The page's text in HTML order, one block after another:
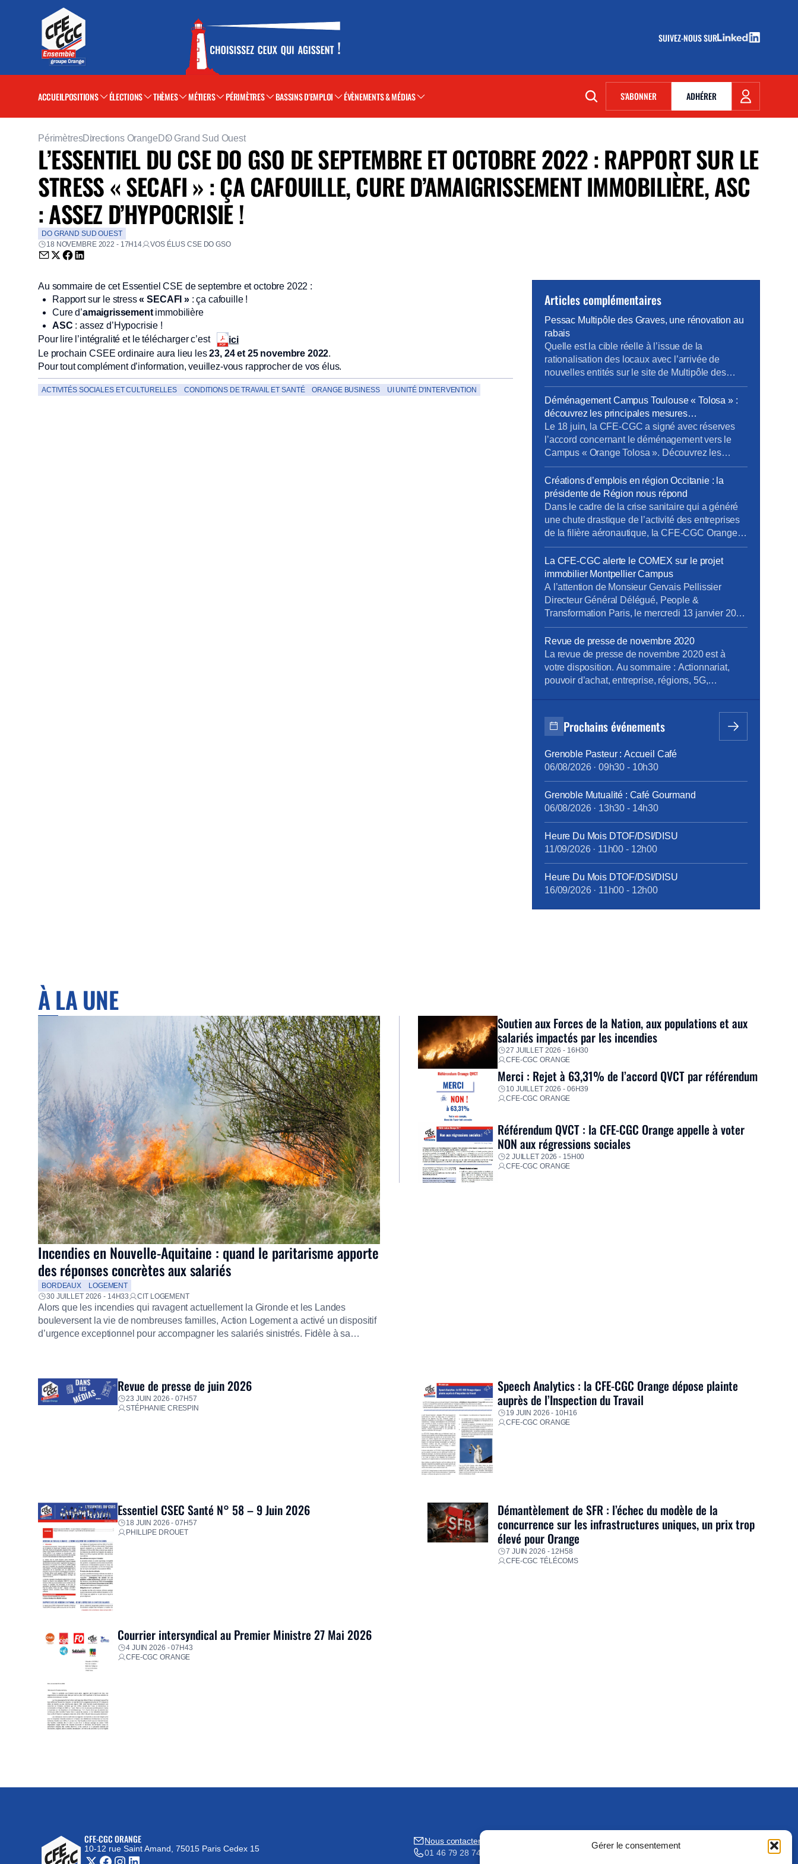
Gérer le consentement
SUIVEZ-NOUS SUR
(NOUVELLE FENÊTRE)
ACCUEILPOSITIONS ÉLECTIONS THÈMES MÉTIERS PÉRIMÈTRES BASSINS D'EMPLOI ÉVÈNEMENTS & MÉDIAS S'ABONNER(NOUVELLE FENÊTRE)
ADHÉRER
PérimètresDirections Orange DO Grand Sud Ouest
L’ESSENTIEL DU CSE DO GSO DE SEPTEMBRE ET OCTOBRE 2022 : RAPPORT SUR LE
STRESS « SECAFI » : ÇA CAFOUILLE, CURE D’AMAIGRISSEMENT IMMOBILIÈRE, ASC
: ASSEZ D’HYPOCRISIE !
DO GRAND SUD OUEST
18 NOVEMBRE 2022 - 17H14
VOS ÉLUS CSE DO GSO
Envoyer par email (nouvelle fenêtre)
Partager sur Twitter (nouvelle fenêtre)
Partager sur Facebook (nouvelle fenêtre)
Partager sur LinkedIn (nouvelle fenêtre)
Au sommaire de cet Essentiel CSE de septembre et octobre 2022 :
Rapport sur le stress« SECAFI » : ça cafouille !
Cure d’amaigrissementimmobilière
ASC : assez d’Hypocrisie !
Pour lire l’intégralité et le télécharger c’est
ici
Le prochain CSEE ordinaire aura lieu les23, 24 et 25 novembre 2022.
Pour tout complément d’information, veuillez-vous rapprocher de vos élus.
ACTIVITÉS SOCIALES ET CULTURELLES CONDITIONS DE TRAVAIL ET SANTÉ ORANGE BUSINESS UI UNITÉ D'INTERVENTION
Articles complémentaires
Pessac Multipôle des Graves, une rénovation au
rabais
Quelle est la cible réelle à l’issue de la
rationalisation des locaux avec l’arrivée de
nouvelles entités sur le site de Multipôle des
Graves En effet, nous aurions 650 salariés sur le
site ou 724 salariés selon les slides d’un meme
document ! Ce point étant posé, tout d’abord,
nous tenons à remercier tout particulièrement […]
Déménagement Campus Toulouse « Tolosa » :
découvrez les principales mesures
d’accompagnement négociées par la CFE-CGC
Le 18 juin, la CFE-CGC a signé avec réserves
l’accord concernant le déménagement vers le
Campus « Orange Tolosa ». Découvrez les
mesures obtenues par nos négociateurs : projet
immobilier campus Tolosa accord
accompagnement 2021 2024.pdf Le cadre global
de l’accord Cet accord est valable jusqu’au 31
décembre 2024. Il s’applique à l’ensemble des
personnels […]
Créations d’emplois en région Occitanie : la
présidente de Région nous répond
Dans le cadre de la crise sanitaire qui a généré
une chute drastique de l’activité des entreprises
de la filière aéronautique, la CFE-CGC Orange
avait écrit deux courriers à la Direction et aux
élus territoriaux, en août et octobre dernier, pour
demander l’étude expresse de créations
d’emplois permettant d’utiliser les compétences
locales en ingéniérie numérique, […]
La CFE-CGC alerte le COMEX sur le projet
immobilier Montpellier Campus
A l’attention de Monsieur Gervais Pellissier
Directeur Général Délégué, People &
Transformation Paris, le mercredi 13 janvier 2021
Objet : alertes sur le projet immobilier Montpellier
Campus Monsieur le Directeur, Nous souhaitons
porter à votre connaissance nos inquiétudes et
celles des salariés concernés quant au projet
immobilier Montpellier Campus du site la
Revue de presse de novembre 2020
La revue de presse de novembre 2020 est à
votre disposition. Au sommaire : Actionnariat,
pouvoir d’achat, entreprise, régions, 5G,
Pour vous abonner gratuitement : s’abonner
Vous pouvez lire les articles au fil de leur
aussi en nous suivant sur Facebook, Twitter, […]
Prochains événements
Grenoble Pasteur : Accueil Café
06/08/2026· 09h30 - 10h30
Grenoble Mutualité : Café Gourmand
06/08/2026· 13h30 - 14h30
Heure Du Mois DTOF/DSI/DISU
11/09/2026· 11h00 - 12h00
Heure Du Mois DTOF/DSI/DISU
16/09/2026· 11h00 - 12h00
À LA UNE
Incendies en Nouvelle-Aquitaine : quand le paritarisme apporte
des réponses concrètes aux salariés
BORDEAUX
LOGEMENT
30 JUILLET 2026 - 14H33
CIT LOGEMENT
Alors que les incendies qui ravagent actuellement la Gironde et les Landes
bouleversent la vie de nombreuses familles, Action Logement a activé un dispositif
d’urgence exceptionnel pour accompagner les salariés sinistrés. Fidèle à sa
Soutien aux Forces de la Nation, aux populations et aux
salariés impactés par les incendies
27 JUILLET 2026 - 16H30
CFE-CGC ORANGE
Merci : Rejet à 63,31% de l’accord QVCT par référendum
10 JUILLET 2026 - 06H39
CFE-CGC ORANGE
Référendum QVCT : la CFE-CGC Orange appelle à voter
NON aux régressions sociales
2 JUILLET 2026 - 15H00
CFE-CGC ORANGE
Revue de presse de juin 2026
23 JUIN 2026 - 07H57
STÉPHANIE CRESPIN
Speech Analytics : la CFE-CGC Orange dépose plainte
auprès de l’Inspection du Travail
19 JUIN 2026 - 10H16
CFE-CGC ORANGE
Essentiel CSEC Santé N° 58 – 9 Juin 2026
18 JUIN 2026 - 07H57
PHILLIPE DROUET
Démantèlement de SFR : l’échec du modèle de la
concurrence sur les infrastructures uniques, un prix trop
élevé pour Orange
7 JUIN 2026 - 12H58
CFE-CGC TÉLÉCOMS
Courrier intersyndical au Premier Ministre 27 Mai 2026
4 JUIN 2026 - 07H43
CFE-CGC ORANGE
CFE-CGC ORANGE
10-12 rue Saint Amand, 75015 Paris Cedex 15
(nouvelle fenêtre)
Nous contacter
01 46 79 28 74